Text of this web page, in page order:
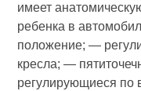
имеет
ребенка в
положение; —
кресла; —
регулирующиеся по